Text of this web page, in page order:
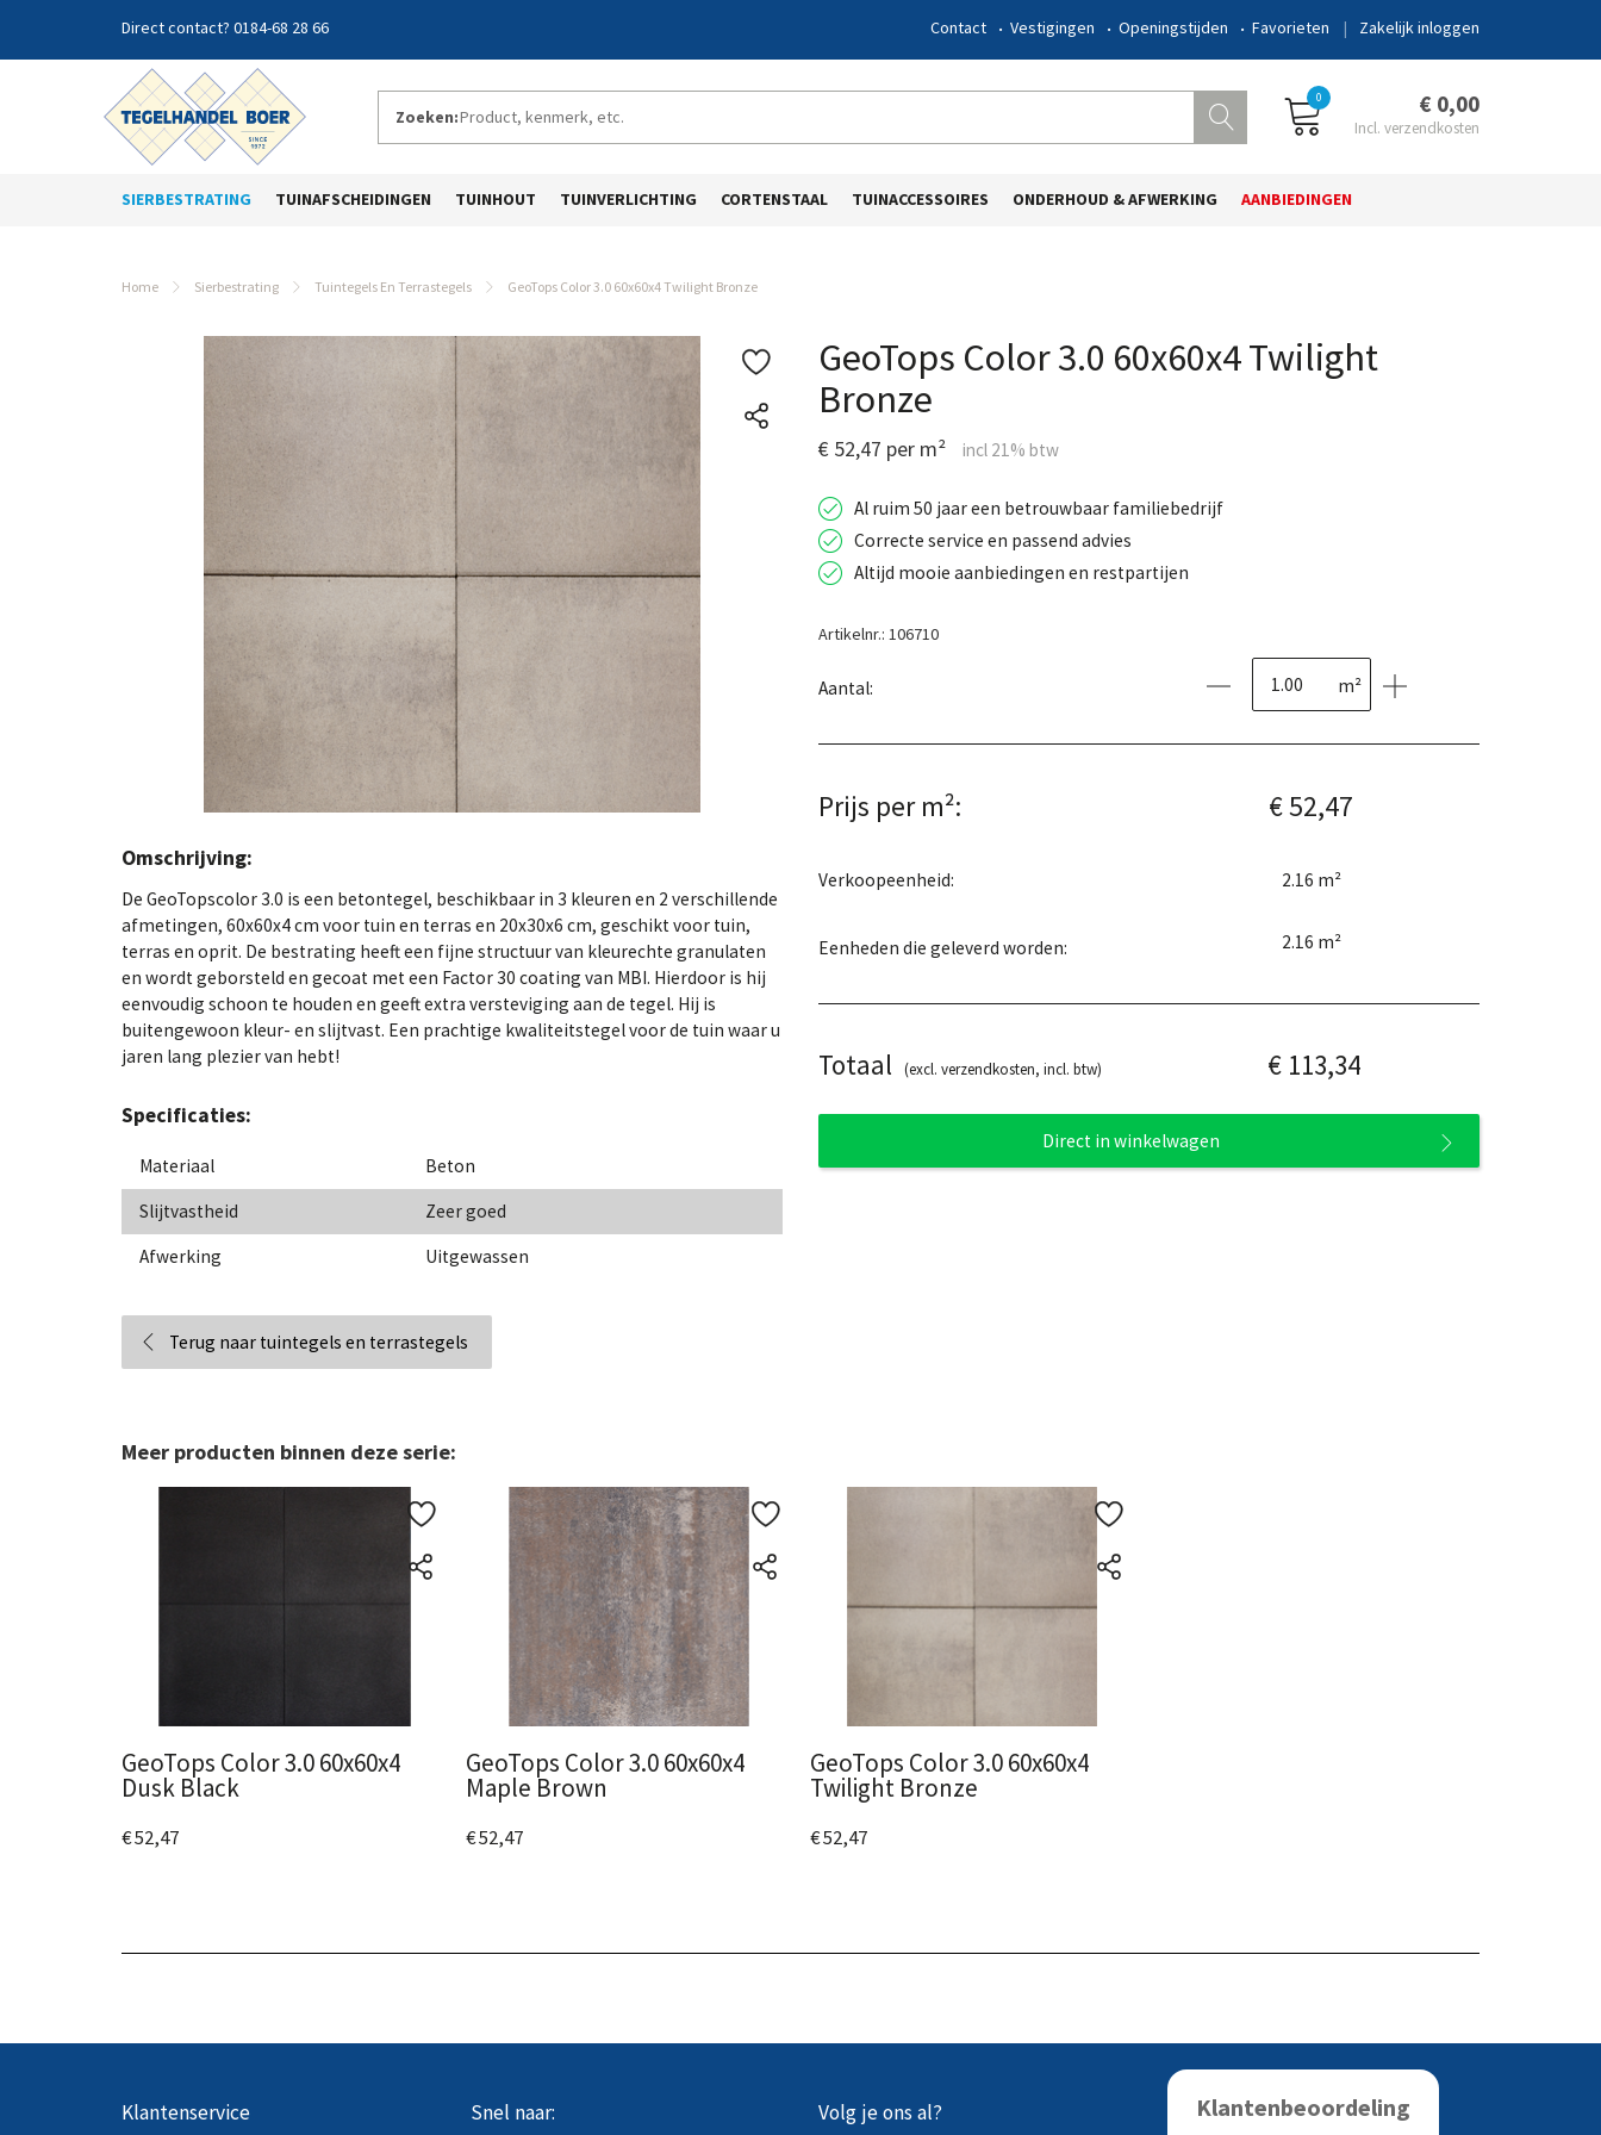
0184-68 28 66 Zakelijk inloggen
Contact Vestigingen Openingstijden Favorieten
Zoeken:
0 € 0,00
SIERBESTRATING TUINAFSCHEIDINGEN TUINHOUT TUINVERLICHTING CORTENSTAAL TUINACCESSOIRES ONDERHOUD & AFWERKING AANBIEDINGEN
Home Sierbestrating Tuintegels En Terrastegels GeoTops Color 3.0 60x60x4 Twilight Bronze
Omschrijving:
De GeoTopscolor 3.0 is een betontegel, beschikbaar in 3 kleuren en 2 verschillende
afmetingen, 60x60x4 cm voor tuin en terras en 20x30x6 cm, geschikt voor tuin,
terras en oprit. De bestrating heeft een fijne structuur van kleurechte granulaten
en wordt geborsteld en gecoat met een Factor 30 coating van MBI. Hierdoor is hij
eenvoudig schoon te houden en geeft extra versteviging aan de tegel. Hij is
buitengewoon kleur- en slijtvast. Een prachtige kwaliteitstegel voor de tuin waar u
jaren lang plezier van hebt!
Specificaties:
Materiaal
Beton
Slijtvastheid
Zeer goed
Afwerking
Uitgewassen
Terug naar tuintegels en terrastegels
GeoTops Color 3.0 60x60x4 Twilight
Bronze
€ 52,47 per m²
Al ruim 50 jaar een betrouwbaar familiebedrijf
Correcte service en passend advies
Altijd mooie aanbiedingen en restpartijen
Artikelnr.: 106710
Aantal: m²
Prijs per m²: € 52,47
Verkoopeenheid: 2.16 m²
Eenheden die geleverd worden: 2.16 m²
Totaal (excl. verzendkosten, incl. btw) € 113,34
Direct in winkelwagen
Meer producten binnen deze serie:
GeoTops Color 3.0 60x60x4
Dusk Black
€ 52,47
GeoTops Color 3.0 60x60x4
Maple Brown
€ 52,47
GeoTops Color 3.0 60x60x4
Twilight Bronze
€ 52,47
Klantenservice Snel naar: Volg je ons al? Klantenbeoordeling